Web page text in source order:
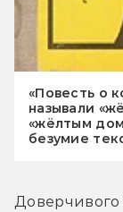
«Повесть о
называли
«жёлтым
безумие
Доверчивого